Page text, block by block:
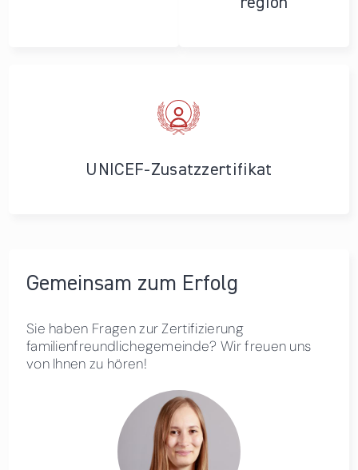
UNICEF-Zusatzzertifikat
Gemeinsam zum Erfolg
Sie haben Fragen zur Zertifizierung
familienfreundlichegemeinde? Wir freuen uns
von Ihnen zu hören!